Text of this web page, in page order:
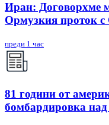
Иран: Договорхме
Ормузкия проток
преди 1 час
81 години от
бомбардировка